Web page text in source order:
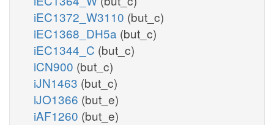
iEC1372_W3110 (but_c)
iEC1368_DH5a (but_c)
iEC1344_C (but_c)
iCN900 (but_c)
iJN1463 (but_c)
iJO1366 (but_e)
iAF1260 (but_e)